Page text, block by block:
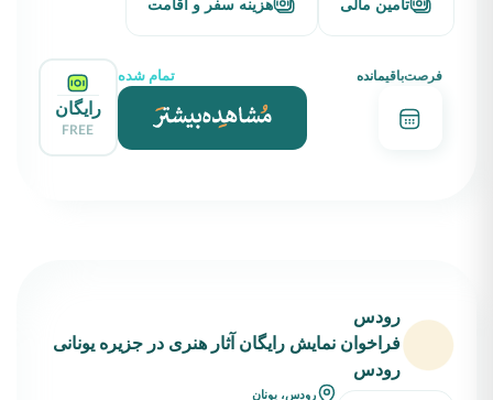
تامین مالی هزینه سفر و اقامت
فرصت‌باقیمانده تمام شده
رایگان
FREE
رودس
فراخوان نمایش رایگان آثار هنری در جزیره یونانی
رودس
رودس، یونان